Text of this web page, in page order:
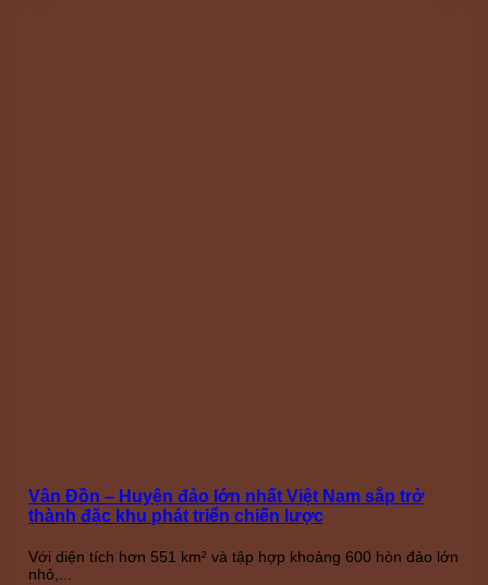
Vân Đồn – Huyện đảo lớn nhất Việt Nam sắp trở
thành đặc khu phát triển chiến lược
Với diện tích hơn 551 km² và tập hợp khoảng 600 hòn đảo lớn
nhỏ,...